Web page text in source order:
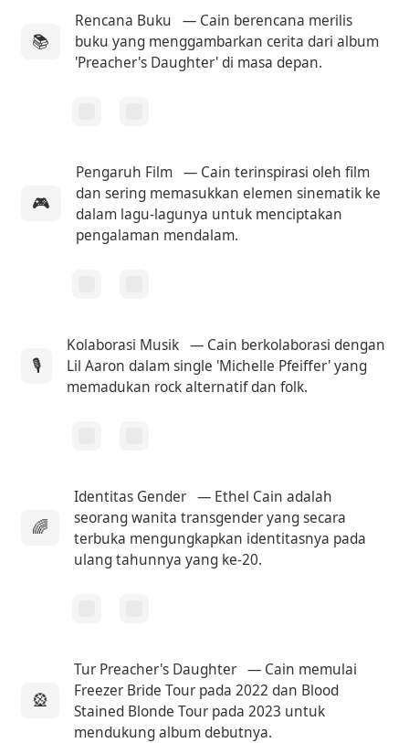
📚
Rencana Buku
— Cain berencana merilis
buku yang menggambarkan cerita dari album
'Preacher's Daughter' di masa depan.
🎮
Pengaruh Film — Cain terinspirasi oleh film
dan sering memasukkan elemen sinematik ke
dalam lagu-lagunya untuk menciptakan
pengalaman mendalam.
🎙️
Kolaborasi Musik — Cain berkolaborasi dengan
Lil Aaron dalam single 'Michelle Pfeiffer' yang
memadukan rock alternatif dan folk.
🌈
Identitas Gender — Ethel Cain adalah
seorang wanita transgender yang secara
terbuka mengungkapkan identitasnya pada
ulang tahunnya yang ke-20.
🎡
Tur Preacher's Daughter — Cain memulai
Freezer Bride Tour pada 2022 dan Blood
Stained Blonde Tour pada 2023 untuk
mendukung album debutnya.